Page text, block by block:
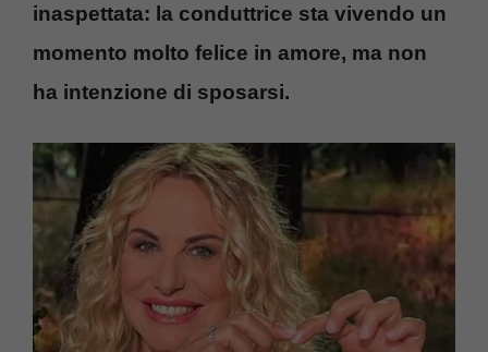
inaspettata: la conduttrice sta vivendo un
momento molto felice in amore, ma non
ha intenzione di sposarsi.